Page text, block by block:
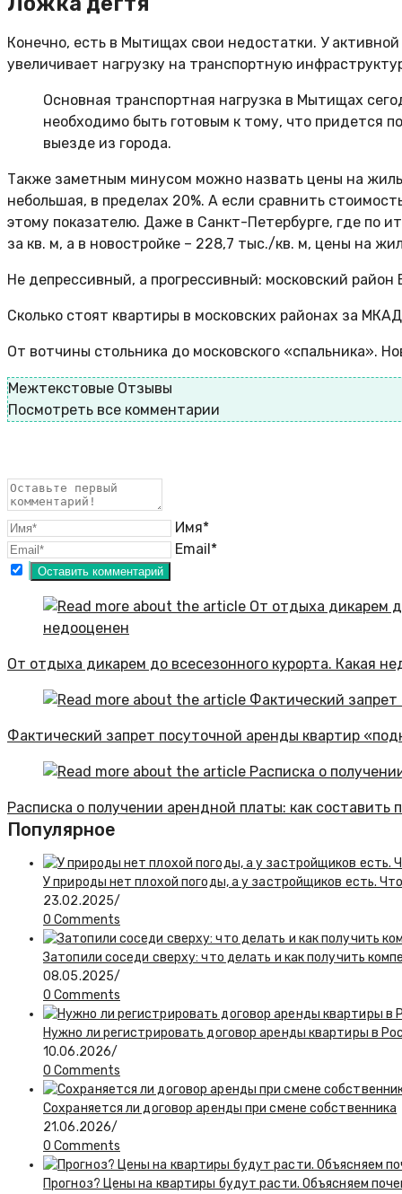
Конечно, есть в Мытищах свои недостатки. У
увеличивает нагрузку на транспортную
Основная транспортная нагрузка в Мытищах
необходимо быть готовым к тому, что придется
выезде из города.
Также заметным минусом можно назвать цены на
небольшая, в пределах 20%. А если сравнить
этому показателю. Даже в Санкт-Петербурге, где по
за кв. м, а в новостройке – 228,7 тыс./кв. м, цены на
Не депрессивный, а прогрессивный: московский
Сколько стоят квартиры в московских районах за
От вотчины стольника до московского «спальника».
Межтекстовые Отзывы
Посмотреть все комментарии
Имя*
Email*
От отдыха дикарем до всесезонного курорта. Какая
Фактический запрет посуточной аренды квартир
Расписка о получении арендной платы: как составить
Популярное
У природы нет плохой погоды, а у застройщиков есть.
23.02.2025/
0 Comments
Затопили соседи сверху: что делать и как получить
08.05.2025/
0 Comments
Нужно ли регистрировать договор аренды квартиры в
10.06.2026/
0 Comments
Сохраняется ли договор аренды при смене собственника
21.06.2026/
0 Comments
Прогноз? Цены на квартиры будут расти. Объясняем